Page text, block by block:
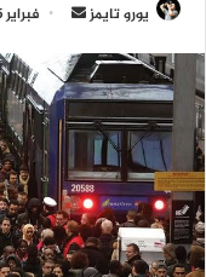
يورو تايمز
أرسل
إلكترونيا
فبراير 5, 2026